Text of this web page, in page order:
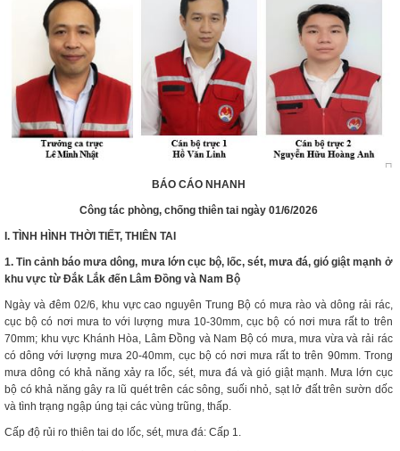
BÁO CÁO NHANH
Công tác phòng, chống thiên tai ngày 01/6/2026
I. TÌNH HÌNH THỜI TIẾT, THIÊN TAI
1. Tin cảnh báo mưa dông, mưa lớn cục bộ, lốc, sét, mưa đá, gió giật mạnh ở
khu vực từ Đắk Lắk đến Lâm Đồng và Nam Bộ
Ngày và đêm 02/6, khu vực cao nguyên Trung Bộ có mưa rào và dông rải rác,
cục bộ có nơi mưa to với lượng mưa 10-30mm, cục bộ có nơi mưa rất to trên
70mm; khu vực Khánh Hòa, Lâm Đồng và Nam Bộ có mưa, mưa vừa và rải rác
có dông với lượng mưa 20-40mm, cục bộ có nơi mưa rất to trên 90mm. Trong
mưa dông có khả năng xảy ra lốc, sét, mưa đá và gió giật mạnh. Mưa lớn cục
bộ có khả năng gây ra lũ quét trên các sông, suối nhỏ, sạt lở đất trên sườn dốc
và tình trạng ngập úng tại các vùng trũng, thấp.
Cấp độ rủi ro thiên tai do lốc, sét, mưa đá: Cấp 1.